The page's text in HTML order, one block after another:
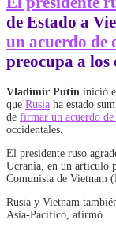
de Estado a
un acuerdo de
preocupa a los
Vladímir Putin inició
que Rusia ha estado
de firmar un acuerdo
occidentales.
El presidente ruso
Ucrania, en un artículo
Comunista de Vietnam
Rusia y Vietnam
Asia-Pacífico, afirmó.